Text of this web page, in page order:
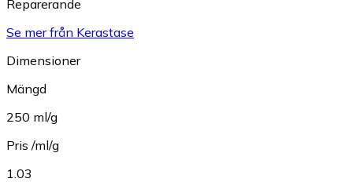
Reparerande
Se mer från Kerastase
Dimensioner
Mängd
250 ml/g
Pris /ml/g
1.03